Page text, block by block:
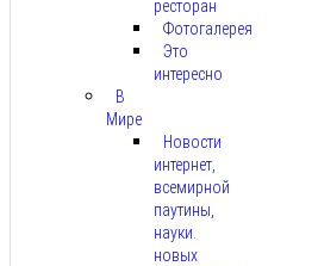
ресторан
Фотогалерея
Это
интересно
В
Мире
Новости
интернет,
всемирной
паутины,
науки.
новых